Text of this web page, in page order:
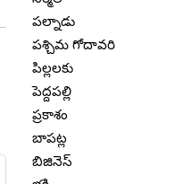
పల్నాడు
పశ్చిమ గోదావరి
పిల్లలకు
పెద్దపల్లి
ప్రకాశం
బాపట్ల
బిజినెస్